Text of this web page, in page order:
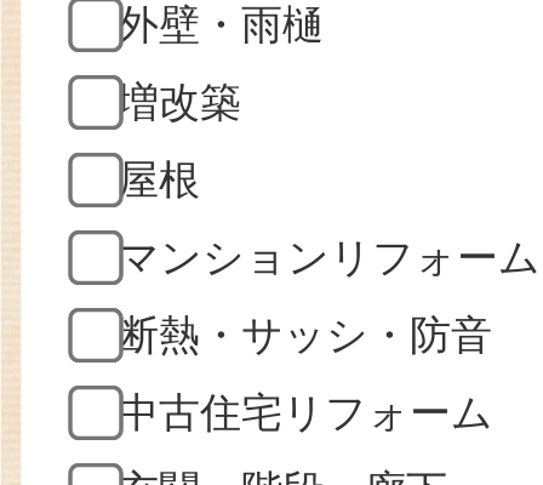
外壁・雨樋
増改築
屋根
マンションリフォーム
断熱・サッシ・防音
中古住宅リフォーム